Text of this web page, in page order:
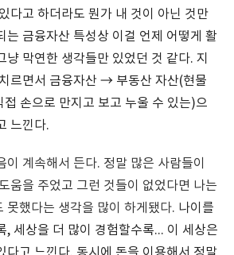
다고 하더라도 뭔가 내 것이 아닌 것만
는 금융자산 특성상 이걸 언제 어떻게 활
냥 막연한 생각들만 있었던 것 같다. 지
르면서 금융자산 → 부동산 자산(현물
접 손으로 만지고 보고 누울 수 있는)으
느낀다.
이 계속해서 든다. 정말 많은 사람들이
움을 주었고 그런 것들이 없었다면 나는
못했다는 생각을 많이 하게됐다. 나이를
, 세상을 더 많이 경험할수록... 이 세상은